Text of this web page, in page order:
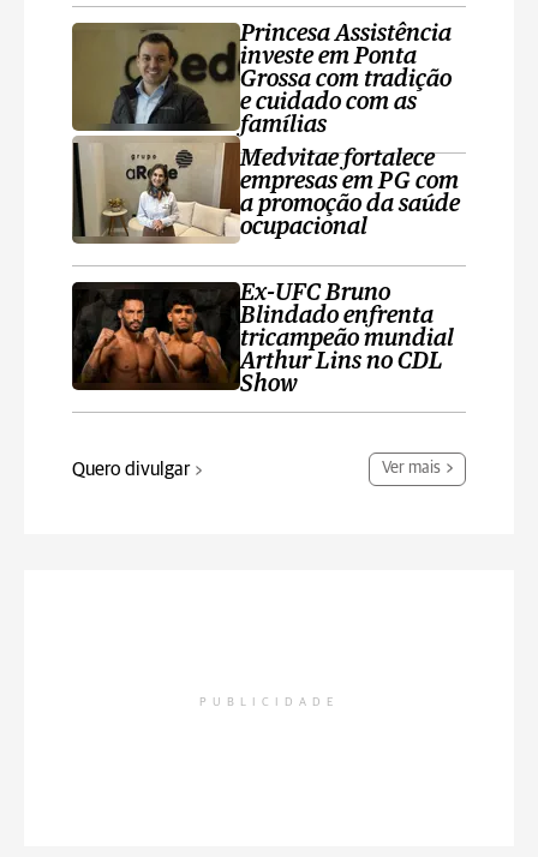
Princesa Assistência
investe em Ponta
Grossa com tradição
e cuidado com as
famílias
Medvitae fortalece
empresas em PG com
a promoção da saúde
ocupacional
Ex-UFC Bruno
Blindado enfrenta
tricampeão mundial
Arthur Lins no CDL
Show
Quero divulgar Ver mais
PUBLICIDADE